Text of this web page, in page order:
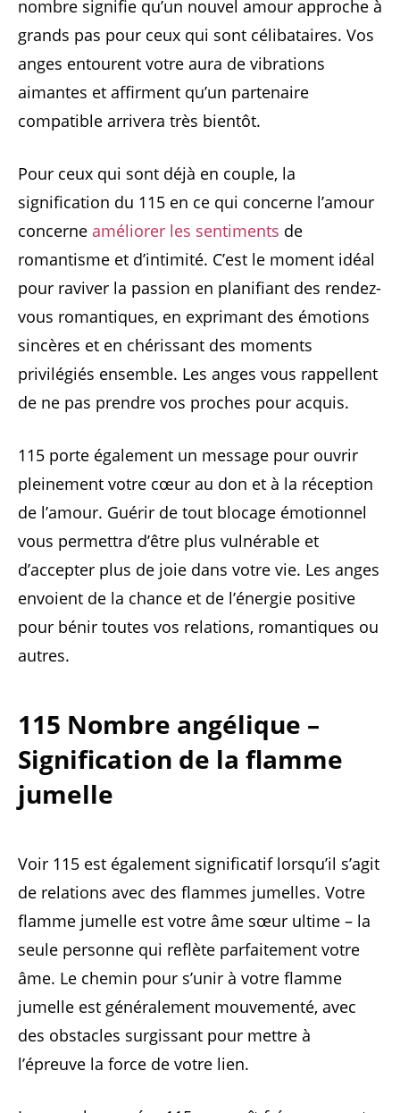
nombre signifie qu’un nouvel amour approche à
grands pas pour ceux qui sont célibataires. Vos
anges entourent votre aura de vibrations
aimantes et affirment qu’un partenaire
compatible arrivera très bientôt.
Pour ceux qui sont déjà en couple, la
signification du 115 en ce qui concerne l’amour
concerne améliorer les sentiments de
romantisme et d’intimité. C’est le moment idéal
pour raviver la passion en planifiant des rendez-
vous romantiques, en exprimant des émotions
sincères et en chérissant des moments
privilégiés ensemble. Les anges vous rappellent
de ne pas prendre vos proches pour acquis.
115 porte également un message pour ouvrir
pleinement votre cœur au don et à la réception
de l’amour. Guérir de tout blocage émotionnel
vous permettra d’être plus vulnérable et
d’accepter plus de joie dans votre vie. Les anges
envoient de la chance et de l’énergie positive
pour bénir toutes vos relations, romantiques ou
autres.
115 Nombre angélique –
Signification de la flamme
jumelle
Voir 115 est également significatif lorsqu’il s’agit
de relations avec des flammes jumelles. Votre
flamme jumelle est votre âme sœur ultime – la
seule personne qui reflète parfaitement votre
âme. Le chemin pour s’unir à votre flamme
jumelle est généralement mouvementé, avec
des obstacles surgissant pour mettre à
l’épreuve la force de votre lien.